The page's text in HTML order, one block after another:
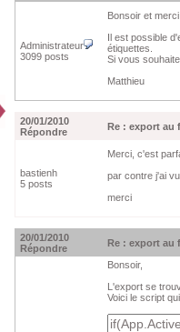
Administrateur
3099 posts
Bonsoir et
Il est possible
étiquettes.
Si vous
Matthieu
20/01/2010
Répondre
Re : export au
bastienh
5 posts
Merci, c'est
par contre j'ai
merci
20/01/2010
Répondre
Re : export au
Bonsoir,
L'export se
Voici le script